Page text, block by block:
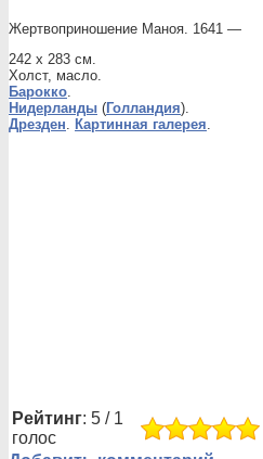
Жертвоприношение Маноя. 1641 —
242 x 283 см.
Холст, масло.
Барокко.
Нидерланды (Голландия).
Дрезден. Картинная галерея.
Рейтинг: 5 / 1
голос